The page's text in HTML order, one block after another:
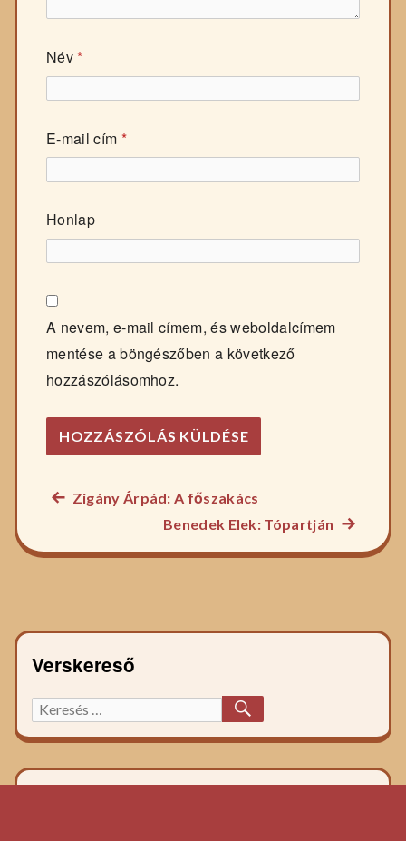
Név*
E-mail cím *
Honlap
A nevem, e-mail címem, és weboldalcímem
mentése a böngészőben a következő
hozzászólásomhoz.
Bejegyzés
navigáció
Előző
recept:
Zigány Árpád: A főszakács
Benedek Elek: Tópartján
főzelék
Verskereső
Keresett
főzelék